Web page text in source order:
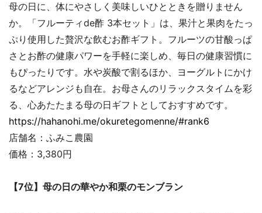
母の日に、体にやさしく美味しいひとときを贈りません
か。「フルーティde酢 3本セット」は、果汁と果肉をたっ
ぷり使用した贅沢な飲むお酢ギフト。フルーツの甘酸っぱ
さとお酢の健康パワーを手軽に楽しめ、毎日の健康習慣に
もぴったりです。水や炭酸で割るほか、ヨーグルトにかけ
るなどアレンジも自在。お母さんのリラックスタイムを彩
る、心あたたまる母の日ギフトとしておすすめです。
https://hahanohi.me/okuretegomenne/#rank6
店舗名：ふみこ農園
価格：3,380円
【7位】母の日の華やか和栗のモンブラン